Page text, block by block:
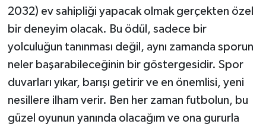
2032) ev sahipliği yapacak olmak gerçekten özel
bir deneyim olacak. Bu ödül, sadece bir
yolculuğun tanınması değil, aynı zamanda sporun
neler başarabileceğinin bir göstergesidir. Spor
duvarları yıkar, barışı getirir ve en önemlisi, yeni
nesillere ilham verir. Ben her zaman futbolun, bu
güzel oyunun yanında olacağım ve ona gururla